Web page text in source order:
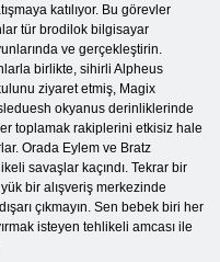
katılıyor. Bu görevler
tür brodilok bilgisayar
ve gerçekleştirin.
birlikte, sihirli Alpheus
ziyaret etmiş, Magix
okyanus derinliklerinde
toplamak rakiplerini etkisiz hale
Orada Eylem ve Bratz
savaşlar kaçındı. Tekrar bir
bir alışveriş merkezinde
çıkmayın. Sen bebek biri her
isteyen tehlikeli amcası ile